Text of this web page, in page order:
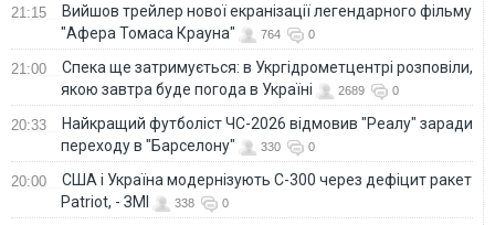
21:15
Вийшов трейлер нової екранізації легендарного фільму
"Афера Томаса Крауна"
764 0
21:00
Спека ще затримується: в Укргідрометцентрі розповіли,
якою завтра буде погода в Україні
2689 0
20:33
Найкращий футболіст ЧС-2026 відмовив "Реалу" заради
переходу в "Барселону"
330 0
20:00
США і Україна модернізують С-300 через дефіцит ракет
Patriot, - ЗМІ
338 0